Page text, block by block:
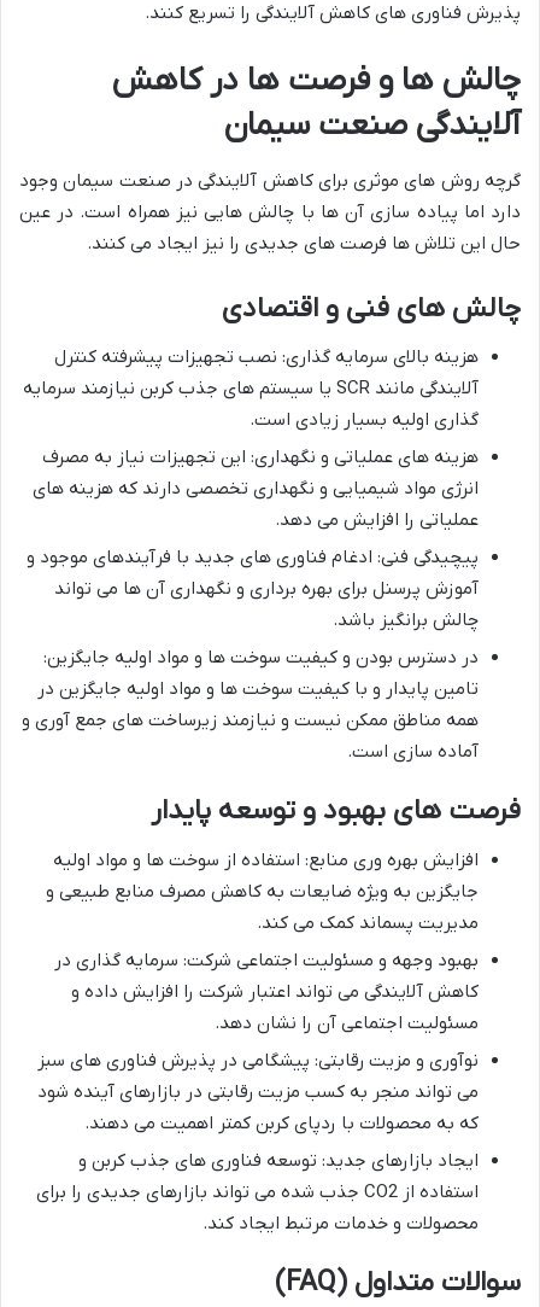
پذیرش فناوری های کاهش آلایندگی را تسریع کنند.
چالش ها و فرصت ها در کاهش
آلایندگی صنعت سیمان
گرچه روش های موثری برای کاهش آلایندگی در صنعت سیمان وجود
دارد اما پیاده سازی آن ها با چالش هایی نیز همراه است. در عین
حال این تلاش ها فرصت های جدیدی را نیز ایجاد می کنند.
چالش های فنی و اقتصادی
هزینه بالای سرمایه گذاری: نصب تجهیزات پیشرفته کنترل
آلایندگی مانند SCR یا سیستم های جذب کربن نیازمند سرمایه
گذاری اولیه بسیار زیادی است.
هزینه های عملیاتی و نگهداری: این تجهیزات نیاز به مصرف
انرژی مواد شیمیایی و نگهداری تخصصی دارند که هزینه های
عملیاتی را افزایش می دهد.
پیچیدگی فنی: ادغام فناوری های جدید با فرآیندهای موجود و
آموزش پرسنل برای بهره برداری و نگهداری آن ها می تواند
چالش برانگیز باشد.
در دسترس بودن و کیفیت سوخت ها و مواد اولیه جایگزین:
تامین پایدار و با کیفیت سوخت ها و مواد اولیه جایگزین در
همه مناطق ممکن نیست و نیازمند زیرساخت های جمع آوری و
آماده سازی است.
فرصت های بهبود و توسعه پایدار
افزایش بهره وری منابع: استفاده از سوخت ها و مواد اولیه
جایگزین به ویژه ضایعات به کاهش مصرف منابع طبیعی و
مدیریت پسماند کمک می کند.
بهبود وجهه و مسئولیت اجتماعی شرکت: سرمایه گذاری در
کاهش آلایندگی می تواند اعتبار شرکت را افزایش داده و
مسئولیت اجتماعی آن را نشان دهد.
نوآوری و مزیت رقابتی: پیشگامی در پذیرش فناوری های سبز
می تواند منجر به کسب مزیت رقابتی در بازارهای آینده شود
که به محصولات با ردپای کربن کمتر اهمیت می دهند.
ایجاد بازارهای جدید: توسعه فناوری های جذب کربن و
استفاده از CO2 جذب شده می تواند بازارهای جدیدی را برای
محصولات و خدمات مرتبط ایجاد کند.
سوالات متداول (FAQ)